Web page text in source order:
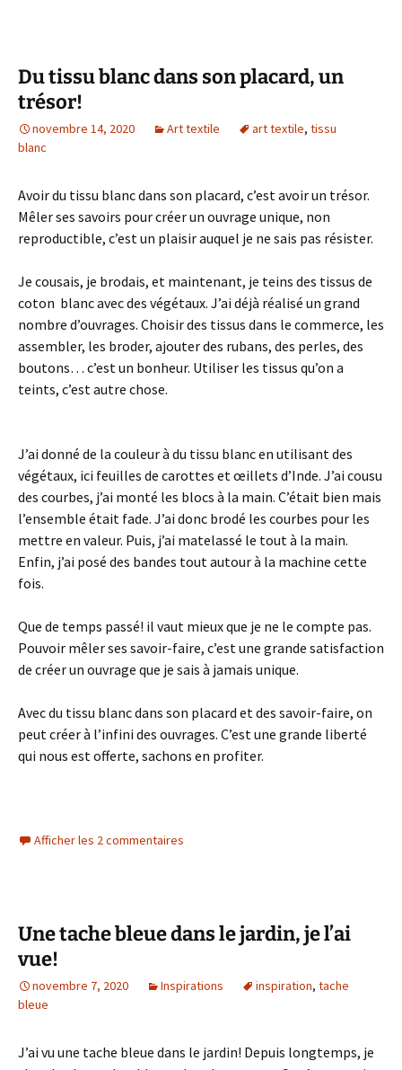
Du tissu blanc dans son placard, un
trésor!
novembre 14, 2020 Art textile art textile, tissu
blanc
Avoir du tissu blanc dans son placard, c’est avoir un trésor.
Mêler ses savoirs pour créer un ouvrage unique, non
reproductible, c’est un plaisir auquel je ne sais pas résister.
Je cousais, je brodais, et maintenant, je teins des tissus de
coton blanc avec des végétaux. J’ai déjà réalisé un grand
nombre d’ouvrages. Choisir des tissus dans le commerce, les
assembler, les broder, ajouter des rubans, des perles, des
boutons… c’est un bonheur. Utiliser les tissus qu’on a
teints, c’est autre chose.
J’ai donné de la couleur à du tissu blanc en utilisant des
végétaux, ici feuilles de carottes et œillets d’Inde. J’ai cousu
des courbes, j’ai monté les blocs à la main. C’était bien mais
l’ensemble était fade. J’ai donc brodé les courbes pour les
mettre en valeur. Puis, j’ai matelassé le tout à la main.
Enfin, j’ai posé des bandes tout autour à la machine cette
fois.
Que de temps passé! il vaut mieux que je ne le compte pas.
Pouvoir mêler ses savoir-faire, c’est une grande satisfaction
de créer un ouvrage que je sais à jamais unique.
Avec du tissu blanc dans son placard et des savoir-faire, on
peut créer à l’infini des ouvrages. C’est une grande liberté
qui nous est offerte, sachons en profiter.
Afficher les 2 commentaires
Une tache bleue dans le jardin, je l’ai
vue!
novembre 7, 2020 Inspirations inspiration, tache
bleue
J’ai vu une tache bleue dans le jardin! Depuis longtemps, je